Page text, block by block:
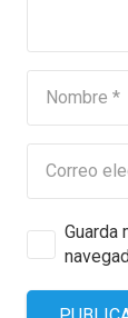
Guarda